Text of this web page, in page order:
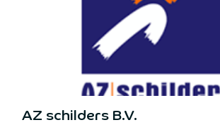
AZ schilders B.V.